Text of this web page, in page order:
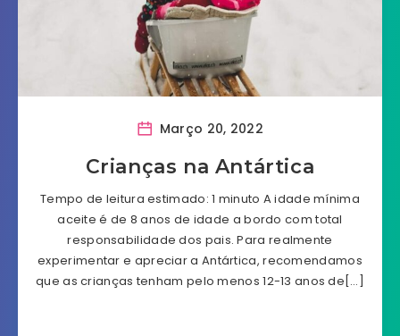
Março 20, 2022
Crianças na Antártica
Tempo de leitura estimado: 1 minuto A idade mínima
aceite é de 8 anos de idade a bordo com total
responsabilidade dos pais. Para realmente
experimentar e apreciar a Antártica, recomendamos
que as crianças tenham pelo menos 12-13 anos de[…]